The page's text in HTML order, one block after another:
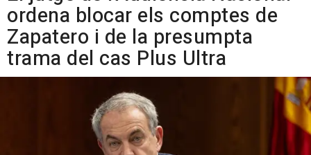
ordena blocar els comptes de
Zapatero i de la presumpta
trama del cas Plus Ultra